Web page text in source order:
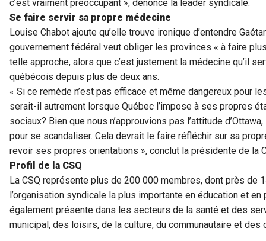
c’est vraiment préoccupant », dénonce la leader syndicale.
Se faire servir sa propre médecine
Louise Chabot ajoute qu’elle trouve ironique d’entendre
gouvernement fédéral veut obliger les provinces « à faire
telle approche, alors que c’est justement la médecine qu’il
québécois depuis plus de deux ans.
« Si ce remède n’est pas efficace et même dangereux pour
serait-il autrement lorsque Québec l’impose à ses propres
sociaux? Bien que nous n’approuvions pas l’attitude
pour se scandaliser. Cela devrait le faire réfléchir sur sa
revoir ses propres orientations », conclut la présidente de la
Profil de la CSQ
La CSQ représente plus de 200 000 membres, dont près de
l’organisation syndicale la plus importante en éducation et
également présente dans les secteurs de la santé et des
municipal, des loisirs, de la culture, du communautaire et des